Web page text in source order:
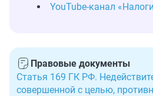
YouTube-канал
Правовые документы
Статья 169 ГК РФ.
совершенной с целью,